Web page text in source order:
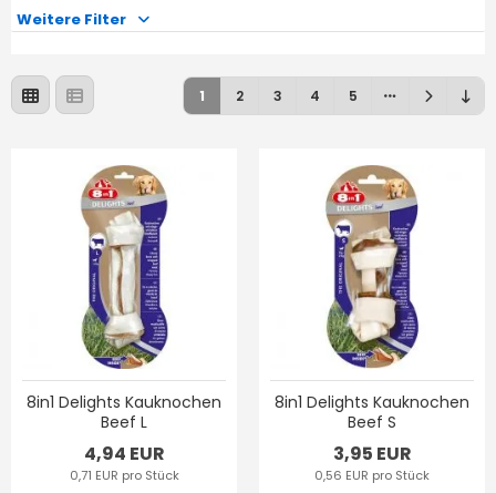
Weitere Filter
1 2 3 4 5
8in1 Delights Kauknochen
Beef L
4,94 EUR
0,71 EUR pro Stück
8in1 Delights Kauknochen
Beef S
3,95 EUR
0,56 EUR pro Stück